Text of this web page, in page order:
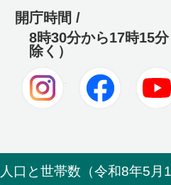
開庁時間 /
8時30分から17時15
除く）
Instagram